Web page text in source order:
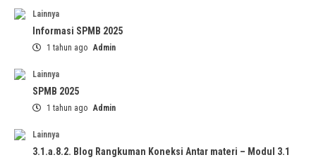
Lainnya
Informasi SPMB 2025
1 tahun ago Admin
Lainnya
SPMB 2025
1 tahun ago Admin
Lainnya
3.1.a.8.2. Blog Rangkuman Koneksi Antar materi – Modul 3.1